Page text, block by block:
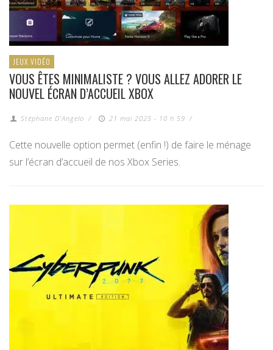
JEUX VIDÉO
VOUS ÊTES MINIMALISTE ? VOUS ALLEZ ADORER LE
NOUVEL ÉCRAN D’ACCUEIL XBOX
Stéphane D'Angelo / 21 mai 2025 - 10 h 59 /
Cette nouvelle option permet (enfin !) de faire le ménage
sur l’écran d’accueil de nos Xbox Series.